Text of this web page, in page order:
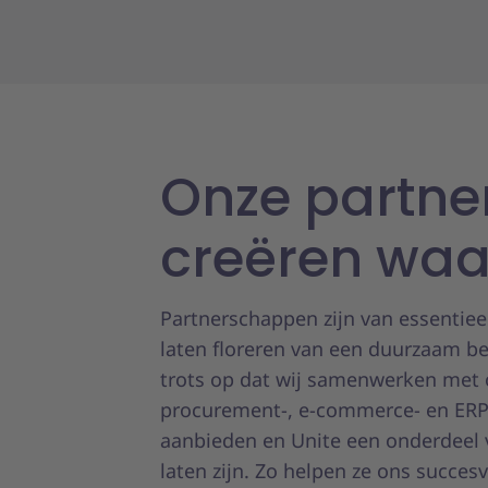
Onze
creëren
Partnerschappen zijn van
laten floreren van een duurzaam
trots op dat wij samenwerken met
procurement-, e-commerce- en
aanbieden en Unite een
laten zijn. Zo helpen ze ons